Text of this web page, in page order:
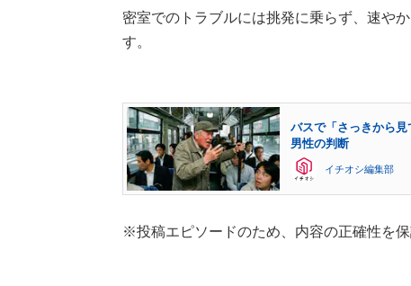
密室でのトラブルには挑発に乗らず、速や
す。
バスで「さっきから
男性の判断
イチオシ編集部
※投稿エピソードのため、内容の正確性を